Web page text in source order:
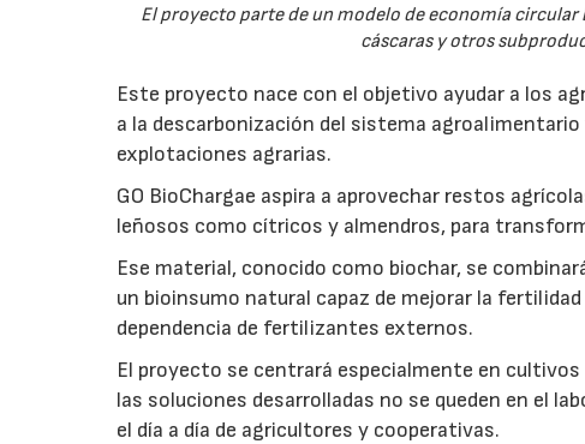
El proyecto parte de un modelo de economía
cáscaras y otros
Este proyecto nace con el objetivo ayudar a los
a la descarbonización del sistema
explotaciones agrarias.
GO BioChargae aspira a aprovechar restos
leñosos como cítricos y almendros, para
Ese material, conocido como biochar, se
un bioinsumo natural capaz de mejorar la
dependencia de fertilizantes externos.
El proyecto se centrará especialmente en
las soluciones desarrolladas no se queden en el
el día a día de agricultores y cooperativas.